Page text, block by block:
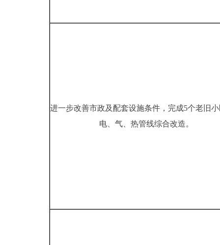
进一步改善市政及配套设施条件，完成5个老旧
电、气、热管线综合改造。